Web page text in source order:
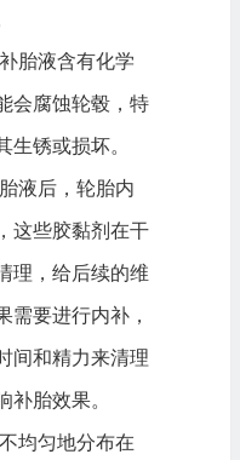
胎液含有化学
会腐蚀轮毂，特
生锈或损坏。
液后，轮胎内
这些胶黏剂在干
理，给后续的维
需要进行内补，
间和精力来清理
补胎效果。
均匀地分布在